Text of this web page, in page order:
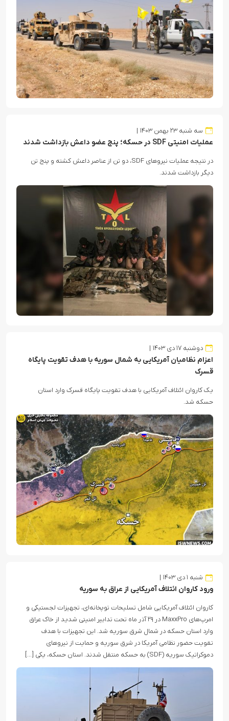
سه شنبه ۲۳ بهمن ۱۴۰۳
عملیات امنیتی SDF در حسکه؛ پنج عضو داعش بازداشت شدند
در نتیجه عملیات نیروهای SDF، دو تن از عناصر داعش کشته و پنج تن
دیگر بازداشت شدند.
دوشنبه ۱۷ دی ۱۴۰۳
اعزام نظامیان آمریکایی به شمال سوریه با هدف تقویت پایگاه
قسرک
یک کاروان ائتلاف آمریکایی با هدف تقویت پایگاه قسرک وارد استان
حسکه شد.
شنبه ۱ دی ۱۴۰۳
ورود کاروان ائتلاف آمریکایی از عراق به سوریه
کاروان ائتلاف آمریکایی شامل تسلیحات توپخانه‌ای، تجهیزات لجستیکی و
امرپ‌های MaxxPro در ۲۹ آذر ماه تحت تدابیر امنیتی شدید از خاک عراق
وارد استان حسکه در شمال شرق سوریه شد. این تجهیزات با هدف
تقویت حضور نظامی آمریکا در شرق سوریه و حمایت از نیروهای
دموکراتیک سوریه (SDF) به حسکه منتقل شدند. استان حسکه، یکی […]